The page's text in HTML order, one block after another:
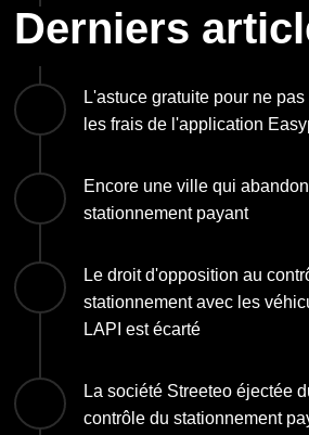
Derniers
L'astuce gratuite pour ne pas
les frais de l'application
Encore une ville qui
stationnement payant
Le droit d'opposition au
stationnement avec les
LAPI est écarté
La société Streeteo éjectée
contrôle du stationnement